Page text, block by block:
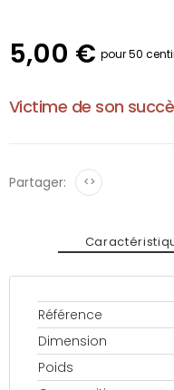
5,00 € pour 50
Victime de son
Partager: <>
Référence
Dimension
Poids